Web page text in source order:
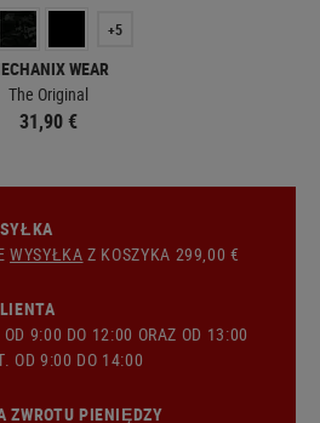
+5
WEAR
The Original
31,90 €
WYSYŁKA Z KOSZYKA 299,00 €
9:00 DO 12:00 ORAZ OD 13:00
OD 9:00 DO 14:00
ZWROTU PIENIĘDZY